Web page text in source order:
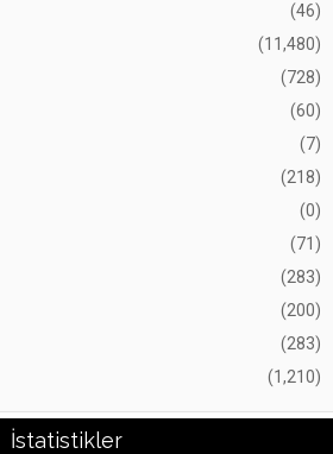
(46)
(11,480)
(728)
(60)
(7)
(218)
(0)
(71)
(283)
(200)
(283)
(1,210)
İstatistikler